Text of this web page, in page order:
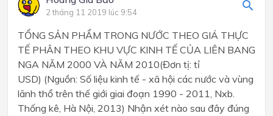
2 tháng 11 2019 lúc 9:54
TỔNG SẢN PHẨM TRONG NƯỚC THEO GIÁ THỰC
TẾ PHÂN THEO KHU VỰC KINH TẾ CỦA LIÊN BANG
NGA NĂM 2000 VÀ NĂM 2010(Đơn tị: tỉ
USD) (Nguồn: Số liệu kinh tế - xã hội các nước và vùng
lãnh thổ trên thế giới giai đoạn 1990 - 2011, Nxb.
Thống kê, Hà Nội, 2013) Nhận xét nào sau đây đúng